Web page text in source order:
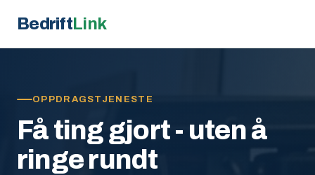
BedriftLink
OPPDRAGSTJENESTE
Få ting gjort - uten å
ringe rundt